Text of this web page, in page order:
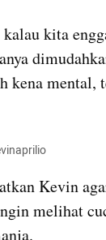
kita
kena mental,
Kevin
melihat